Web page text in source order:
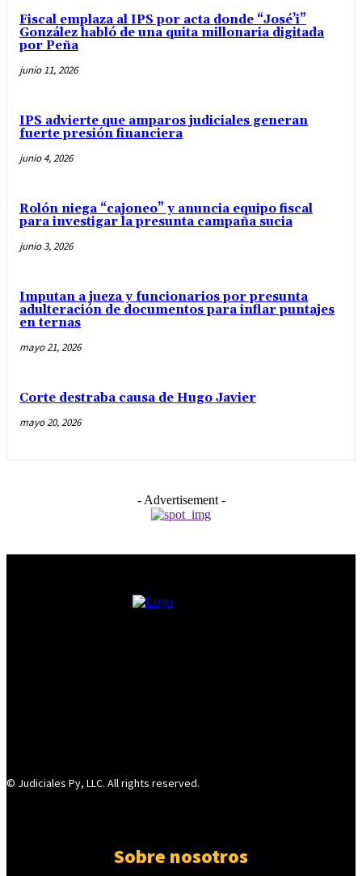
Fiscal emplaza al IPS por acta donde “José’i”
González habló de una quita millonaria digitada
por Peña
junio 11, 2026
IPS advierte que amparos judiciales generan
fuerte presión financiera
junio 4, 2026
Rolón niega “cajoneo” y anuncia equipo fiscal
para investigar la presunta campaña sucia
junio 3, 2026
Imputan a jueza y funcionarios por presunta
adulteración de documentos para inflar puntajes
en ternas
mayo 21, 2026
Corte destraba causa de Hugo Javier
mayo 20, 2026
- Advertisement -
© Judiciales Py, LLC. All rights reserved.
Sobre nosotros